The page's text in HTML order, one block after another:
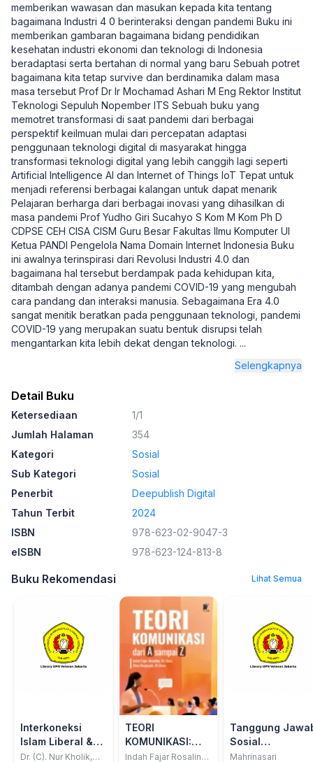
memberikan wawasan dan masukan kepada kita tentang
bagaimana Industri 4 0 berinteraksi dengan pandemi Buku ini
memberikan gambaran bagaimana bidang pendidikan
kesehatan industri ekonomi dan teknologi di Indonesia
beradaptasi serta bertahan di normal yang baru Sebuah potret
bagaimana kita tetap survive dan berdinamika dalam masa
masa tersebut Prof Dr Ir Mochamad Ashari M Eng Rektor Institut
Teknologi Sepuluh Nopember ITS Sebuah buku yang
memotret transformasi di saat pandemi dari berbagai
perspektif keilmuan mulai dari percepatan adaptasi
penggunaan teknologi digital di masyarakat hingga
transformasi teknologi digital yang lebih canggih lagi seperti
Artificial Intelligence AI dan Internet of Things IoT Tepat untuk
menjadi referensi berbagai kalangan untuk dapat menarik
Pelajaran berharga dari berbagai inovasi yang dihasilkan di
masa pandemi Prof Yudho Giri Sucahyo S Kom M Kom Ph D
CDPSE CEH CISA CISM Guru Besar Fakultas Ilmu Komputer UI
Ketua PANDI Pengelola Nama Domain Internet Indonesia Buku
ini awalnya terinspirasi dari Revolusi Industri 4.0 dan
bagaimana hal tersebut berdampak pada kehidupan kita,
ditambah dengan adanya pandemi COVID-19 yang mengubah
cara pandang dan interaksi manusia. Sebagaimana Era 4.0
sangat menitik beratkan pada penggunaan teknologi, pandemi
COVID-19 yang merupakan suatu bentuk disrupsi telah
mengantarkan kita lebih dekat dengan teknologi. ...
Selengkapnya
Detail Buku
Ketersediaan
1/1
Jumlah Halaman
354
Kategori
Sosial
Sub Kategori
Sosial
Penerbit
Deepublish Digital
Tahun Terbit
2024
ISBN
978-623-02-9047-3
eISBN
978-623-124-813-8
Buku Rekomendasi Lihat Semua
Interkoneksi
Islam Liberal &
Pendidikan Islam
Dr. (C). Nur Kholik,
TEORI
KOMUNIKASI:
Dari A sampai Z
Indah Fajar Rosalina;
Tanggung
Sosial
Perusahaan;
Mahrinasari